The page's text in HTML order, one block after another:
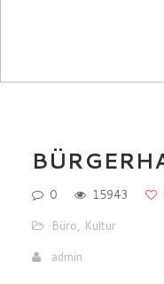
0 15943
Büro
Kultur
admin